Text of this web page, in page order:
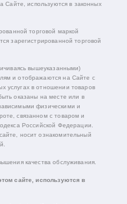
Сайте, используются в законных
торговой маркой
зарегистрированной торговой
вышеуказанными)
и отображаются на Сайте с
услугах в отношении товаров
оказаны на месте или в
физическими и
связанном с товаром и
Российской Федерации.
носит ознакомительный
качества обслуживания.
сайте, используются в